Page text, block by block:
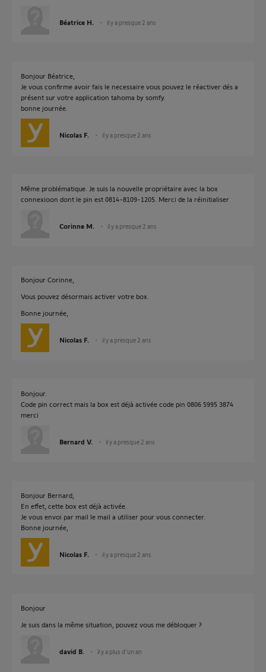
Béatrice H. il y a presque 2 ans
Bonjour Béatrice,
Je vous confirme avoir fais le necessaire vous pouvez le réactiver dés a
présent sur votre application tahoma by somfy.
bonne journée.
Nicolas F. il y a presque 2 ans
Même problématique. Je suis la nouvelle propriétaire avec la box
connexioon dont le pin est 0814-8109-1205. Merci de la réinitialiser
Corinne M. il y a presque 2 ans
Bonjour Corinne,
Vous pouvez désormais activer votre box.
Bonne journée,
Nicolas F. il y a presque 2 ans
Bonjour.
Code pin correct mais la box est déjà activée code pin 0806 5995 3874
merci
Bernard V. il y a presque 2 ans
Bonjour Bernard,
En effet, cette box est déjà activée.
Je vous envoi par mail le mail a utiliser pour vous connecter.
Bonne journée,
Nicolas F. il y a presque 2 ans
Bonjour
Je suis dans la même situation, pouvez vous me débloquer ?
david B. il y a plus d'un an